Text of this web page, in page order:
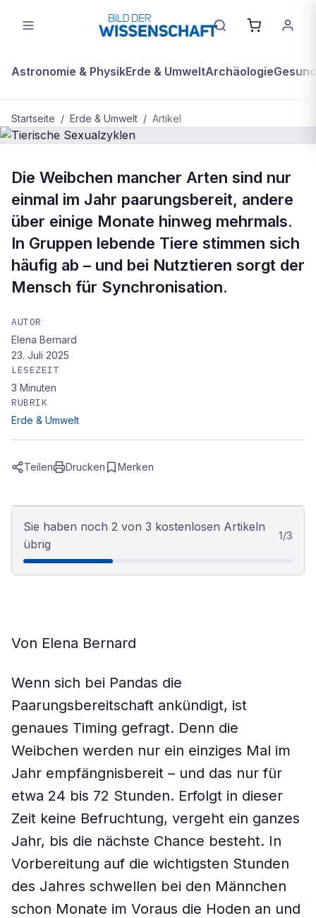
Astronomie & PhysikErde & UmweltArchäologie
Startseite / Erde & Umwelt / Artikel
BDW PlusERDE & UMWELT
Tierische Sexualzyklen
Die Weibchen mancher Arten sind nur
einmal im Jahr paarungsbereit, andere
über einige Monate hinweg mehrmals.
In Gruppen lebende Tiere stimmen sich
häufig ab – und bei Nutztieren sorgt der
Mensch für Synchronisation.
AUTOR
Elena Bernard
23. Juli 2025
LESEZEIT
3 Minuten
RUBRIK
Erde & Umwelt
Teilen Drucken Merken
Sie haben noch 2 von 3 kostenlosen Artikeln
übrig
1/3
Von Elena Bernard
Wenn sich bei Pandas die
Paarungsbereitschaft ankündigt, ist
genaues Timing gefragt. Denn die
Weibchen werden nur ein einziges Mal im
Jahr empfängnisbereit – und das nur für
etwa 24 bis 72 Stunden. Erfolgt in dieser
Zeit keine Befruchtung, vergeht ein ganzes
Jahr, bis die nächste Chance besteht. In
Vorbereitung auf die wichtigsten Stunden
des Jahres schwellen bei den Männchen
schon Monate im Voraus die Hoden an und